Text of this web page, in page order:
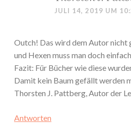
JULI 14, 2019 UM
Outch! Das wird dem Autor nicht
und Hexen muss man doch
Fazit: Für Bücher wie diese
Damit kein Baum gefällt werden
Thorsten J. Pattberg, Autor der
Antworten